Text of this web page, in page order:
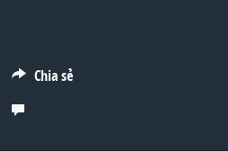
QUAN HỆ VIỆT MỸ
Chia sẻ